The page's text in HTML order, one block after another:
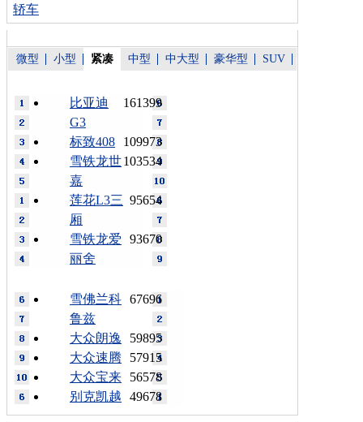
轿车
微型 小型 紧凑 中型 中大型 豪华型 SUV
161399
比亚迪
G3
109973
标致408
103534
雪铁龙世
嘉
95654
莲花L3三
厢
93670
雪铁龙爱
丽舍
67696
雪佛兰科
鲁兹
59895
大众朗逸
57915
大众速腾
56578
大众宝来
49678
别克凯越